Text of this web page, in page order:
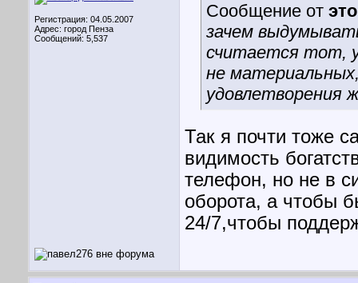
Регистрация: 04.05.2007
Адрес: город Пенза
Сообщений: 5,537
Сообщение от
зачем
считается тот,
не
удовлетворения
Так я почти тоже
видимость
телефон, но не в
оборота, а чтобы
24/7,чтобы